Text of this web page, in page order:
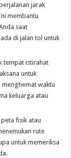
jarak
membantu
saat
di jalan tol untuk
tempat istirahat
untuk
waktu
keluarga atau
fisik atau
rute
untuk memeriksa